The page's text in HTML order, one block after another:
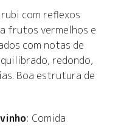
rubi com reflexos
frutos vermelhos e
com notas de
redondo,
Boa estrutura de
: Comida